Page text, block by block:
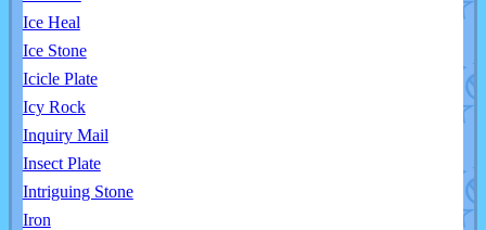
Ice Heal
Ice Stone
Icicle Plate
Icy Rock
Inquiry Mail
Insect Plate
Intriguing Stone
Iron